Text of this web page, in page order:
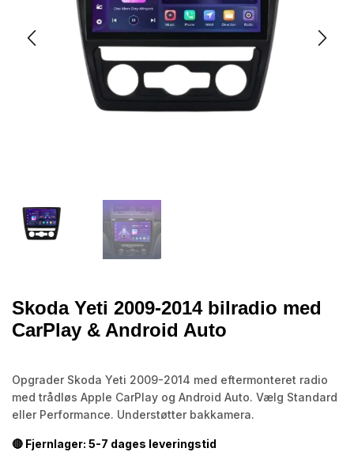
Skoda Yeti 2009-2014 bilradio med
CarPlay & Android Auto
Opgrader Skoda Yeti 2009-2014 med eftermonteret radio
med trådløs Apple CarPlay og Android Auto. Vælg Standard
eller Performance. Understøtter bakkamera.
🔴 Fjernlager: 5-7 dages leveringstid